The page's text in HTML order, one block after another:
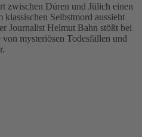
zwischen Düren und Jülich einen
klassischen Selbstmord aussieht
Journalist Helmut Bahn stößt bei
mysteriösen Todesfällen und